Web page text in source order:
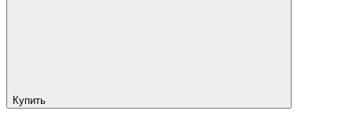
Купить